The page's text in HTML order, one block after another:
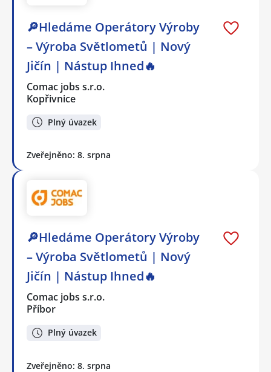
🔎Hledáme Operátory Výroby
– Výroba Světlometů | Nový
Jičín | Nástup Ihned🔥
Comac jobs s.r.o.
Kopřivnice
Plný úvazek
Zveřejněno: 8. srpna
🔎Hledáme Operátory Výroby
– Výroba Světlometů | Nový
Jičín | Nástup Ihned🔥
Comac jobs s.r.o.
Příbor
Plný úvazek
Zveřejněno: 8. srpna